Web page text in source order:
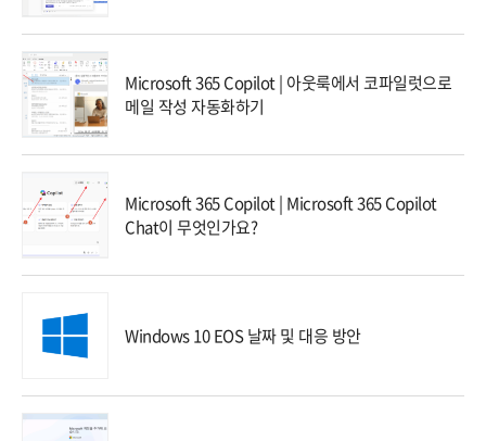
Microsoft 365 Copilot | 아웃룩에서 코파일럿으로
메일 작성 자동화하기
Microsoft 365 Copilot | Microsoft 365 Copilot
Chat이 무엇인가요?
Windows 10 EOS 날짜 및 대응 방안